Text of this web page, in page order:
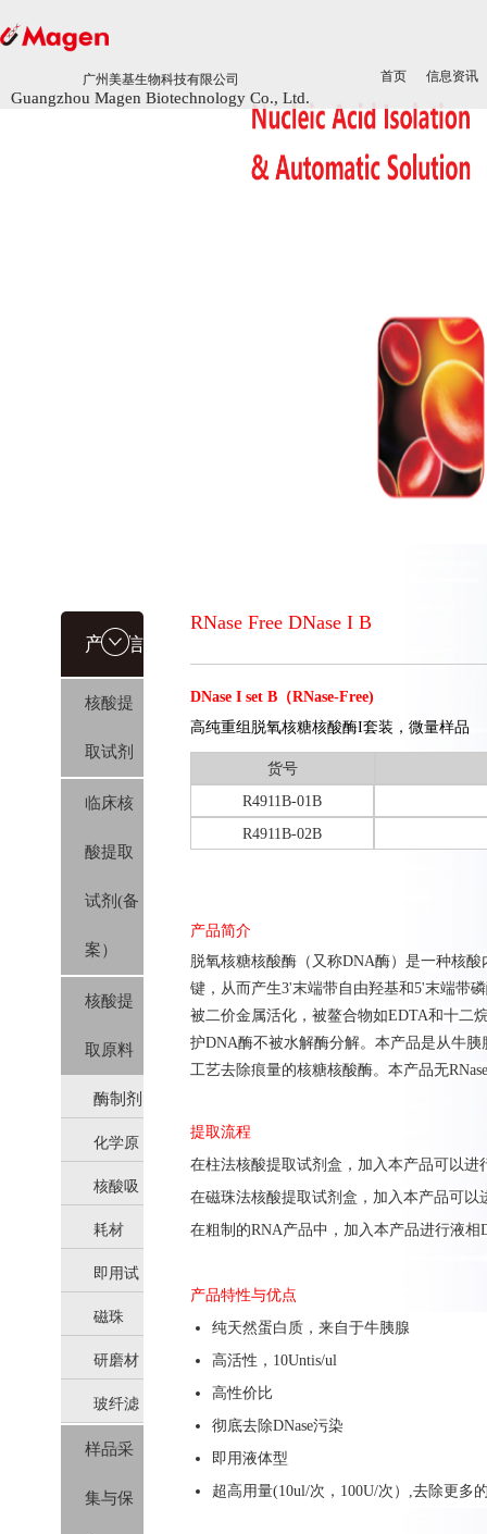
广州美基生物科技有限公司
Guangzhou Magen Biotechnology Co., Ltd.
首页 信息资讯
广州美基生物科技有限公司
Guangzhou Magen Biotechnology Co., Ltd.
首页 信息资讯
产品信
息
核酸提
取试剂
临床核
酸提取
试剂(备
案）
核酸提
取原料
酶制剂
化学原
料
核酸吸
附柱
耗材
即用试
剂
磁珠
研磨材
料
玻纤滤
膜（硅
胶膜）
样品采
集与保
RNase Free DNase I B
DNase I set B（RNase-Free)
高纯重组脱氧核糖核酸酶I套装，微量样品
货号
R4911B-01B
R4911B-02B
产品简介
脱氧核糖核酸酶（又称DNA酶）是一种核
键，从而产生3'末端带自由羟基和5'末端带
被二价金属活化，被鳌合物如EDTA和十二
护DNA酶不被水解酶分解。本产品是从牛胰
工艺去除痕量的核糖核酸酶。本产品无
提取流程
在柱法核酸提取试剂盒，加入本产品可以进
在磁珠法核酸提取试剂盒，加入本产品可以
在粗制的RNA产品中，加入本产品进行液
产品特性与优点
纯天然蛋白质，来自于牛胰腺
高活性，10Untis/ul
高性价比
彻底去除DNase污染
即用液体型
超高用量(10ul/次，100U/次）,去除更多